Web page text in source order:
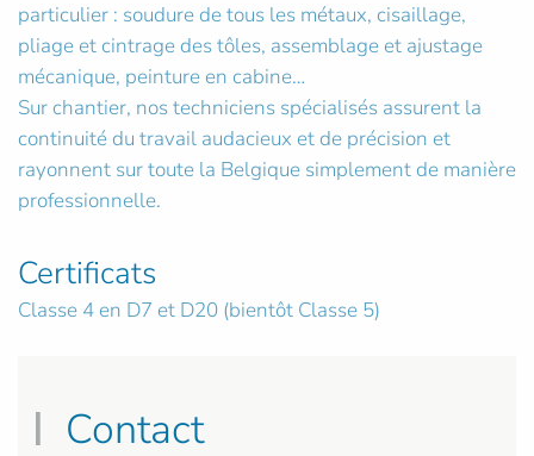
particulier : soudure de tous les métaux, cisaillage,
pliage et cintrage des tôles, assemblage et ajustage
mécanique, peinture en cabine…
Sur chantier, nos techniciens spécialisés assurent la
continuité du travail audacieux et de précision et
rayonnent sur toute la Belgique simplement de manière
professionnelle.
Certificats
Classe 4 en D7 et D20 (bientôt Classe 5)
Contact